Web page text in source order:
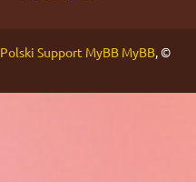
Polski Support MyBB MyBB, ©